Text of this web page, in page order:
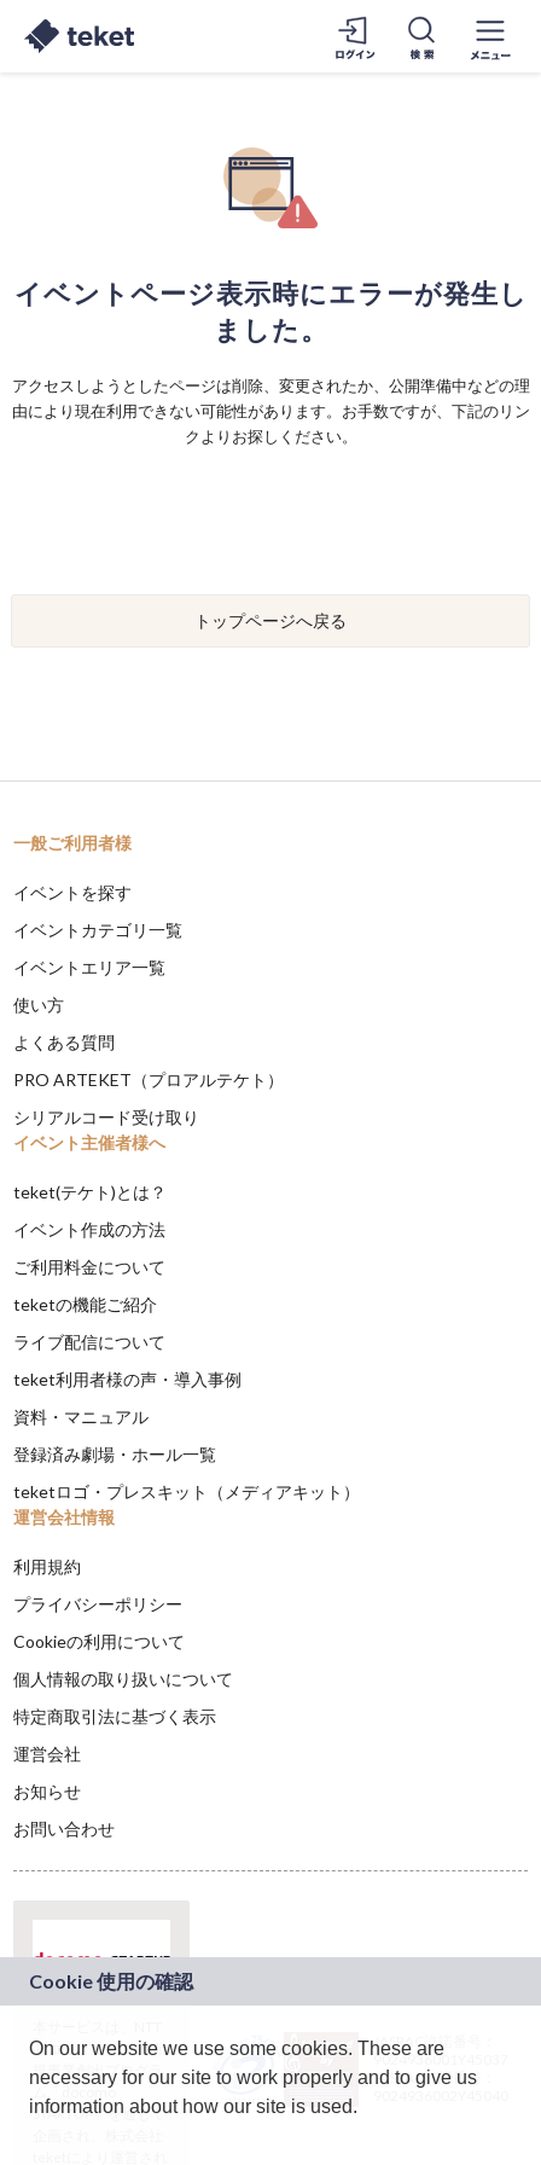
イベントページ表示時にエラーが発生し
ました。
アクセスしようとしたページは削除、変更されたか、公開準備中などの理
由により現在利用できない可能性があります。お手数ですが、下記のリン
クよりお探しください。
トップページへ戻る
一般ご利用者様
イベントを探す
イベントカテゴリ一覧
イベントエリア一覧
使い方
よくある質問
PRO ARTEKET（プロアルテケト）
シリアルコード受け取り
イベント主催者様へ
teket(テケト)とは？
イベント作成の方法
ご利用料金について
teketの機能ご紹介
ライブ配信について
teket利用者様の声・導入事例
資料・マニュアル
登録済み劇場・ホール一覧
teketロゴ・プレスキット（メディアキット）
運営会社情報
利用規約
プライバシーポリシー
Cookieの利用について
個人情報の取り扱いについて
特定商取引法に基づく表示
運営会社
お知らせ
お問い合わせ
ドコモグループの新
規事業創出プログラ
ム「docomo
STARTUP」を通じて
JASRAC許諾番号：
9024936001Y45037
JASRAC許諾番号：
On our website we use some cookies. These are
necessary for our site to work properly and to give us
information about how our site is used.